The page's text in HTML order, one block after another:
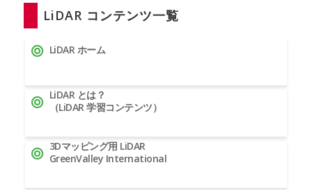
LiDAR コンテンツ一覧
LiDAR ホーム
LiDAR とは？
（LiDAR 学習コンテンツ）
3Dマッピング用 LiDAR
GreenValley International